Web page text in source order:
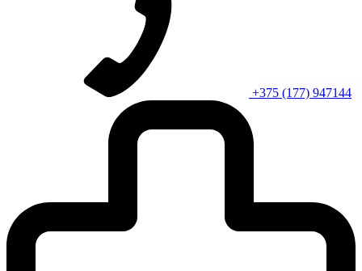
+375 (177) 947144